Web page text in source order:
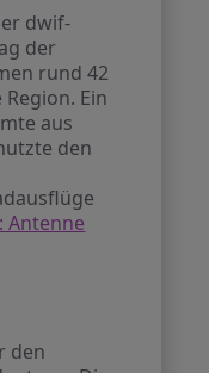
dwif-
der
rund 42
Ein
aus
den
Antenne
den